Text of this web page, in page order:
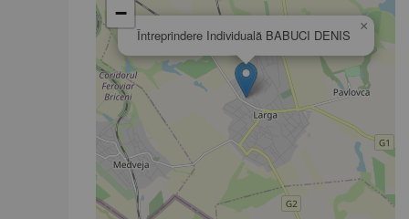
Întreprindere Individuală BABUCI DENIS
×
−